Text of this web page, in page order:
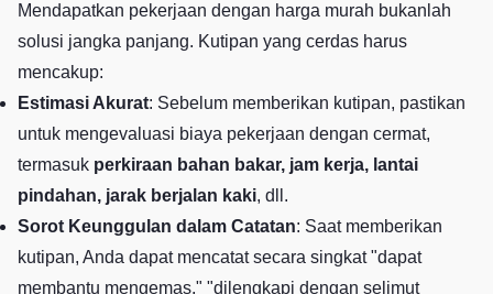
Mendapatkan pekerjaan dengan harga murah bukanlah
solusi jangka panjang. Kutipan yang cerdas harus
mencakup:
Estimasi Akurat: Sebelum memberikan kutipan, pastikan
untuk mengevaluasi biaya pekerjaan dengan cermat,
termasuk perkiraan bahan bakar, jam kerja, lantai
pindahan, jarak berjalan kaki, dll.
Sorot Keunggulan dalam Catatan: Saat memberikan
kutipan, Anda dapat mencatat secara singkat "dapat
membantu mengemas," "dilengkapi dengan selimut